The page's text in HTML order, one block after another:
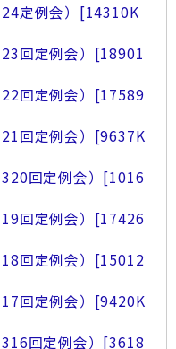
定例会） [14310K
回定例会） [18901
回定例会） [17589
回定例会） [9637K
回定例会） [1016
回定例会） [17426
回定例会） [15012
回定例会） [9420K
回定例会） [3618